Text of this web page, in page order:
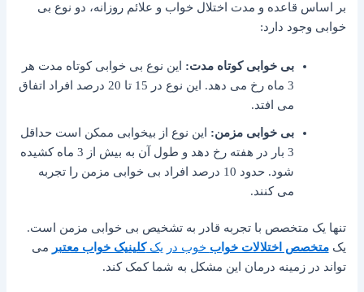
بر اساس قاعده و مدت اختلال خواب و علائم روزانه، دو نوع بی
خوابی وجود دارد:
بی خوابی کوتاه مدت: این نوع بی خوابی کوتاه مدت هر
3 ماه رخ می دهد. این نوع در 15 تا 20 درصد افراد اتفاق
می افتد.
بی خوابی مزمن: این نوع از بیخوابی ممکن است حداقل
3 بار در هفته رخ دهد و طول آن به بیش از 3 ماه کشیده
شود. حدود 10 درصد افراد بی خوابی مزمن را تجربه
می کنند.
تنها یک متخصص با تجربه قادر به تشخیص بی خوابی مزمن است.
یکمتخصص اختلالات خواب خوب در یککلینیک خواب معتبر می
تواند در زمینه درمان این مشکل به شما کمک کند.